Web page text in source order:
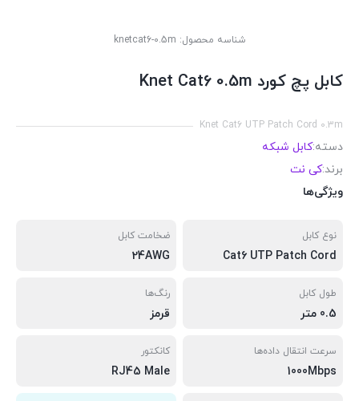
شناسه محصول: knetcat6-0.5m
کابل پچ کورد Knet Cat6 0.5m
Knet Cat6 UTP Patch Cord 0.3m
دسته:کابل شبکه
برند:کی نت
ویژگی‌ها
نوع کابل
Cat6 UTP Patch Cord
ضخامت کابل
24AWG
طول کابل
0.5 متر
رنگ‌ها
قرمز
سرعت انتقال داده‌ها
1000Mbps
کانکتور
RJ45 Male